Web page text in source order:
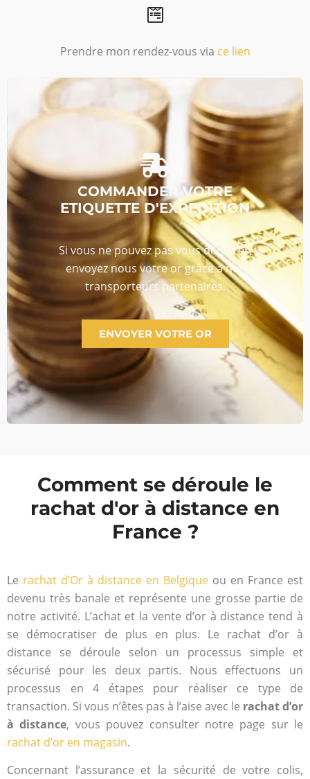
Prendre mon rendez-vous via ce lien
COMMANDER VOTRE
ETIQUETTE D'EXPEDITION
Si vous ne pouvez pas vous déplacer,
envoyez nous votre or grâce à nos
transporteurs partenaires.
ENVOYER VOTRE OR
Comment se déroule le
rachat d'or à distance en
France ?
Le rachat d’Or à distance en Belgique ou en France est
devenu très banale et représente une grosse partie de
notre activité. L’achat et la vente d’or à distance tend à
se démocratiser de plus en plus. Le rachat d’or à
distance se déroule selon un processus simple et
sécurisé pour les deux partis. Nous effectuons un
processus en 4 étapes pour réaliser ce type de
transaction. Si vous n’êtes pas à l’aise avec le rachat d’or
à distance, vous pouvez consulter notre page sur le
rachat d’or en magasin.
Concernant l’assurance et la sécurité de votre colis,